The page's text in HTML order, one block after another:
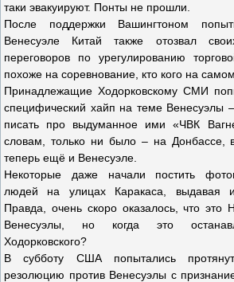
таки эвакуируют. Понты не прошли.
После поддержки Вашингтоном
Венесуэле Китай также отозвал
переговоров по урегулированию
похоже на соревнование, кто кого на
Принадлежащие Ходорковскому СМИ
специфический хайп на теме Венесуэлы
писать про выдуманное ими «ЧВК
словам, только ни было – на Донбассе,
теперь ещё и Венесуэле.
Некоторые даже начали постить
людей на улицах Каракаса, выдавая
Правда, очень скоро оказалось, что это
Венесуэлы, но когда это
Ходорковского?
В субботу США попытались
резолюцию против Венесуэлы с